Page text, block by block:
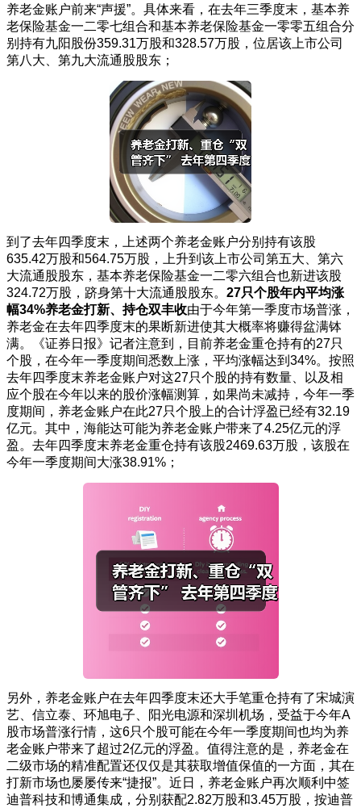
养老金账户前来“声援”。具体来看，在去年三季度末，基本养
老保险基金一二零七组合和基本养老保险基金一零零五组合分
别持有九阳股份359.31万股和328.57万股，位居该上市公司
第八大、第九大流通股股东；
到了去年四季度末，上述两个养老金账户分别持有该股
635.42万股和564.75万股，上升到该上市公司第五大、第六
大流通股股东，基本养老保险基金一二零六组合也新进该股
324.72万股，跻身第十大流通股股东。 27只个股年内平均涨
幅34%养老金打新、持仓双丰收由于今年第一季度市场普涨，
养老金在去年四季度末的果断新进使其大概率将赚得盆满钵
满。《证券日报》记者注意到，目前养老金重仓持有的27只
个股，在今年一季度期间悉数上涨，平均涨幅达到34%。按照
去年四季度末养老金账户对这27只个股的持有数量、以及相
应个股在今年以来的股价涨幅测算，如果尚未减持，今年一季
度期间，养老金账户在此27只个股上的合计浮盈已经有32.19
亿元。其中，海能达可能为养老金账户带来了4.25亿元的浮
盈。去年四季度末养老金重仓持有该股2469.63万股，该股在
今年一季度期间大涨38.91%；
另外，养老金账户在去年四季度末还大手笔重仓持有了宋城演
艺、信立泰、环旭电子、阳光电源和深圳机场，受益于今年A
股市场普涨行情，这6只个股可能在今年一季度期间也均为养
老金账户带来了超过2亿元的浮盈。值得注意的是，养老金在
二级市场的精准配置还仅仅是其获取增值保值的一方面，其在
打新市场也屡屡传来“捷报”。近日，养老金账户再次顺利中签
迪普科技和博通集成，分别获配2.82万股和3.45万股，按迪普